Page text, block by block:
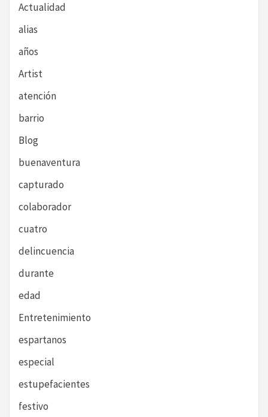
Actualidad
alias
años
Artist
atención
barrio
Blog
buenaventura
capturado
colaborador
cuatro
delincuencia
durante
edad
Entretenimiento
espartanos
especial
estupefacientes
festivo